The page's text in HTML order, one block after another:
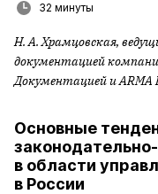
32 минуты
Н. А. Храмцовская,
документацией
Документацией и
Основные
в области
в России